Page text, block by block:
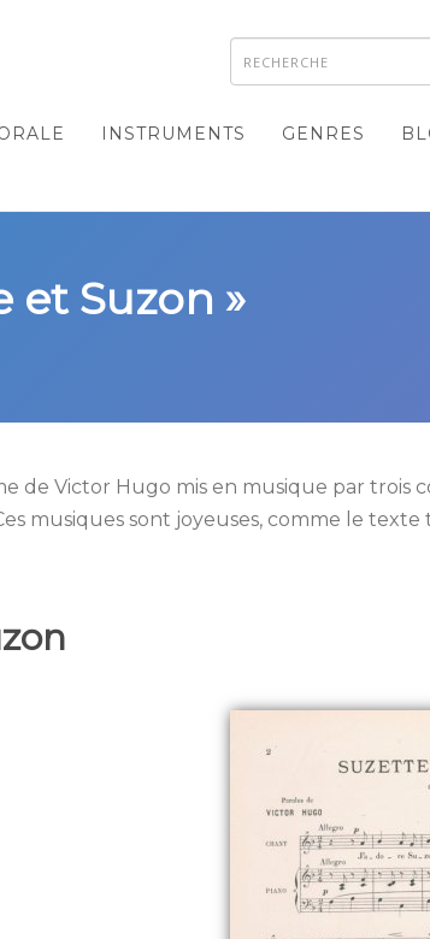
INSTRUMENTS GENRES
et Suzon »
de Victor Hugo mis en musique par trois
musiques sont joyeuses, comme le